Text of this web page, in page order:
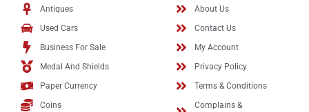
Antiques
Used Cars
Business For Sale
Medal And Shields
Paper Currency
Coins
About Us
Contact Us
My Account
Privacy Policy
Terms & Conditions
Complains &